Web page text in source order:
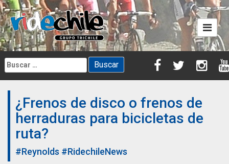
Skip
to
content
Buscar:
¿Frenos de disco o frenos de
herraduras para bicicletas de
ruta?
#Reynolds #RidechileNews